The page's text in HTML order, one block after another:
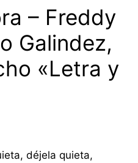
– Freddy
Galindez,
«Letra y
déjela quieta,